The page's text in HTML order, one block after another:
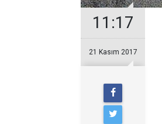
11:17
21 Kasım 2017